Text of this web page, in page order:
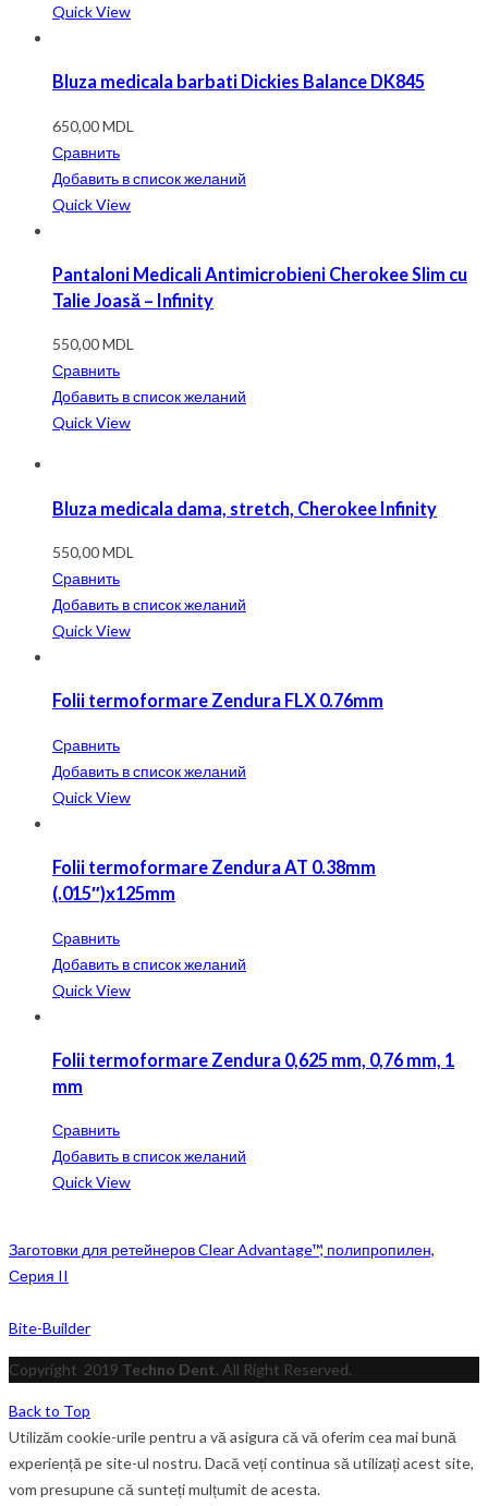
Quick View
Bluza medicala barbati Dickies Balance DK845
650,00MDL
Сравнить
Добавить в список желаний
Quick View
Pantaloni Medicali Antimicrobieni Cherokee Slim cu
Talie Joasă – Infinity
550,00MDL
Сравнить
Добавить в список желаний
Quick View
Bluza medicala dama, stretch, Cherokee Infinity
550,00MDL
Сравнить
Добавить в список желаний
Quick View
Folii termoformare Zendura FLX 0.76mm
Сравнить
Добавить в список желаний
Quick View
Folii termoformare Zendura AT 0.38mm
(.015″)x125mm
Сравнить
Добавить в список желаний
Quick View
Folii termoformare Zendura 0,625 mm, 0,76 mm, 1
mm
Сравнить
Добавить в список желаний
Quick View
Заготовки для ретейнеров Clear Advantage™, полипропилен,
Серия II
Bite-Builder
Copyright 2019 Techno Dent. All Right Reserved.
Back to Top
Utilizăm cookie-urile pentru a vă asigura că vă oferim cea mai bună
experiență pe site-ul nostru. Dacă veți continua să utilizați acest site,
vom presupune că sunteți mulțumit de acesta.